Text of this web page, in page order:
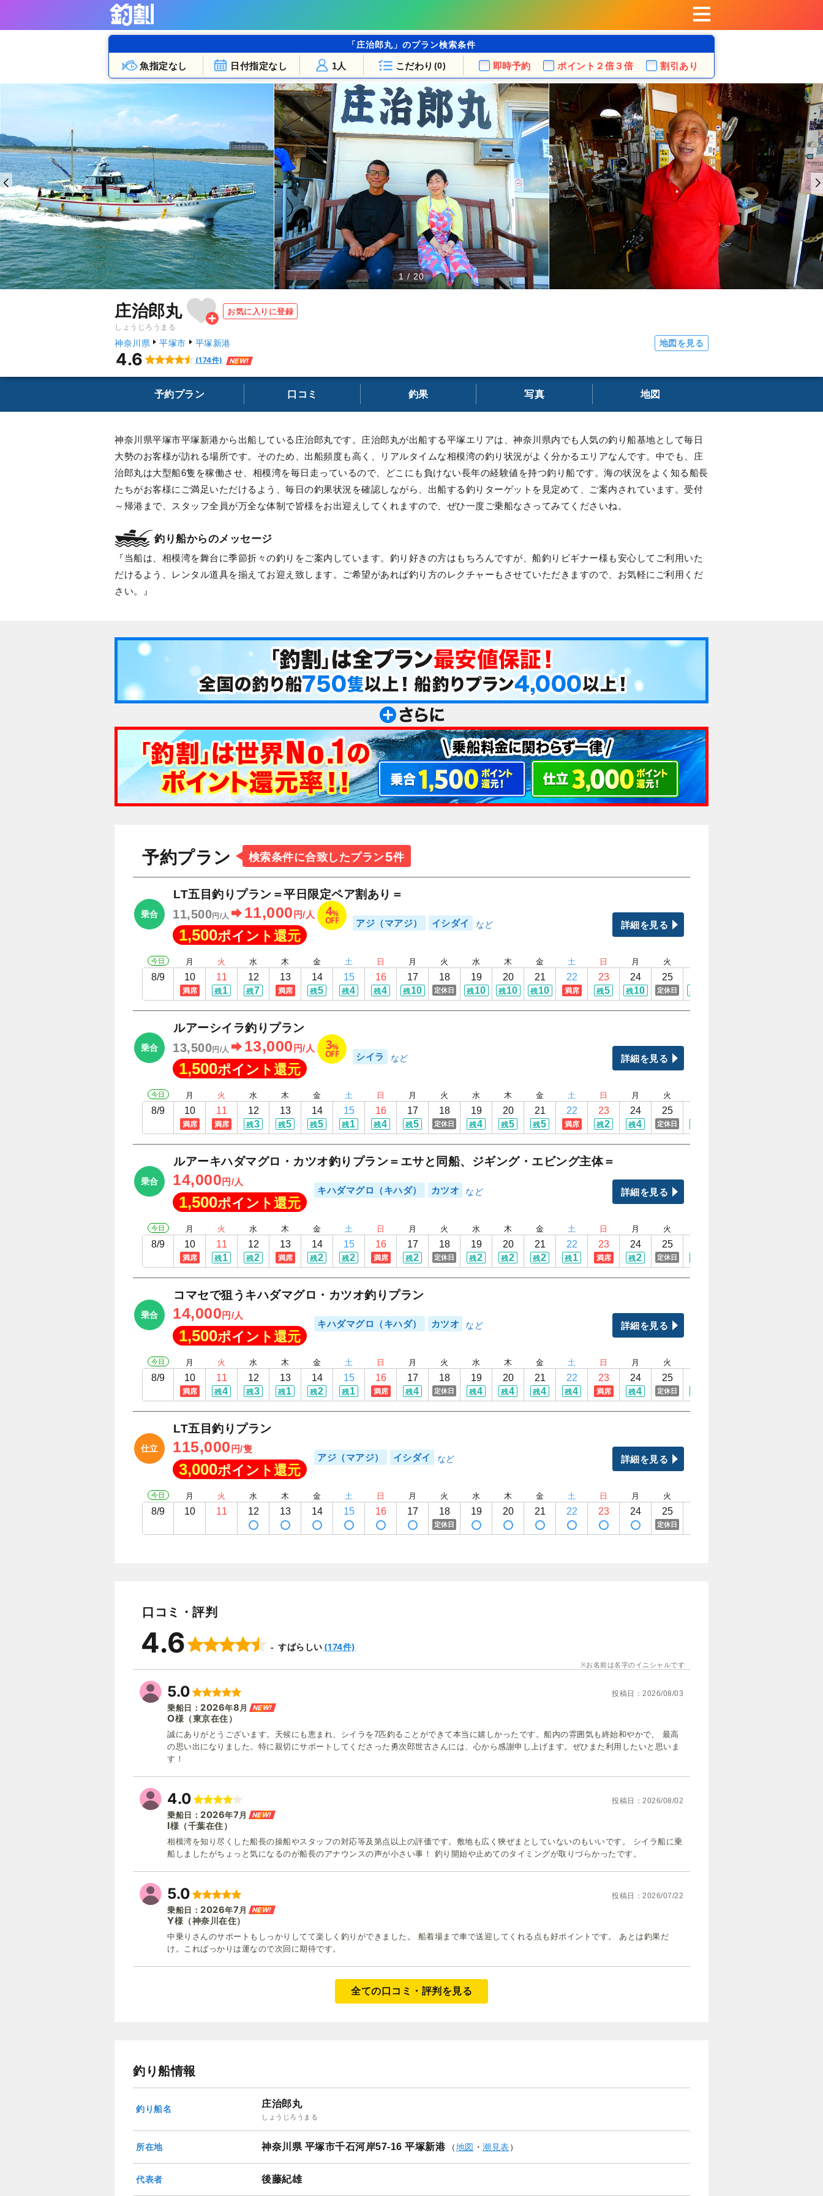
「庄治郎丸」のプラン検索条件
魚指定なし 日付指定なし こだわり (0)
1人 即時予約 ポイント ２倍３倍 割引あり
1/ 20
庄治郎丸
しょうじろうまる
お気に入りに登録
神奈川県 平塚市 平塚新港 地図を見る
4.6 (174件) NEW!
予約プラン 口コミ 釣果 写真 地図
神奈川県平塚市平塚新港から出船している庄治郎丸です。庄治郎丸が出船する平塚エリアは、神奈川県内でも人気の釣り船基地として毎日
大勢のお客様が訪れる場所です。そのため、出船頻度も高く、リアルタイムな相模湾の釣り状況がよく分かるエリアなんです。中でも、庄
治郎丸は大型船6隻を稼働させ、相模湾を毎日走っているので、どこにも負けない長年の経験値を持つ釣り船です。海の状況をよく知る船長
たちがお客様にご満足いただけるよう、毎日の釣果状況を確認しながら、出船する釣りターゲットを見定めて、ご案内されています。受付
～帰港まで、スタッフ全員が万全な体制で皆様をお出迎えしてくれますので、ぜひ一度ご乗船なさってみてくださいね。
釣り船からのメッセージ
当船は、相模湾を舞台に季節折々の釣りをご案内しています。釣り好きの方はもちろんですが、船釣りビギナー様も安心してご利用いた
だけるよう、レンタル道具を揃えてお迎え致します。ご希望があれば釣り方のレクチャーもさせていただきますので、お気軽にご利用くだ
さい。
予約プラン 検索条件に合致したプラン5件
乗合
LT五目釣りプラン＝平日限定ペア割あり＝
11,500円/人 11,000 円/人 4%
OFF
1,500ポイント還元
アジ（マアジ） イシダイ 詳細を見る
今日
8/9
月
10
満席
火
11
残1
水
12
残7
木
13
満席
金
14
残5
土
15
残4
日
16
残4
月
17
残10
火
18
定休日
水
19
残10
木
20
残10
金
21
残10
土
22
満席
日
23
残5
月
24
残10
火
25
定休日 残
乗合
ルアーシイラ釣りプラン
13,500円/人 13,000 円/人 3%
OFF
1,500ポイント還元
シイラ 詳細を見る
今日
8/9
月
10
満席
火
11
満席
水
12
残3
木
13
残5
金
14
残5
土
15
残1
日
16
残4
月
17
残5
火
18
定休日
水
19
残4
木
20
残5
金
21
残5
土
22
満席
日
23
残2
月
24
残4
火
25
定休日
乗合
ルアーキハダマグロ・カツオ釣りプラン＝エサと同船、ジギング・エビング主体＝
14,000 円/人
1,500ポイント還元
キハダマグロ（キハダ） カツオ 詳細を見る
今日
8/9
月
10
満席
火
11
残1
水
12
残2
木
13
満席
金
14
残2
土
15
残2
日
16
満席
月
17
残2
火
18
定休日
水
19
残2
木
20
残2
金
21
残2
土
22
残1
日
23
満席
月
24
残2
火
25
定休日
乗合
コマセで狙うキハダマグロ・カツオ釣りプラン
14,000 円/人
1,500ポイント還元
キハダマグロ（キハダ） カツオ 詳細を見る
今日
8/9
月
10
満席
火
11
残4
水
12
残3
木
13
残1
金
14
残2
土
15
残1
日
16
満席
月
17
残4
火
18
定休日
水
19
残4
木
20
残4
金
21
残4
土
22
残4
日
23
満席
月
24
残4
火
25
定休日
仕立
LT五目釣りプラン
115,000 円/隻
3,000ポイント還元
アジ（マアジ） イシダイ 詳細を見る
今日
8/9
月
10
火
11
水
12
木
13
金
14
土
15
日
16
月
17
火
18
定休日
水
19
木
20
金
21
土
22
日
23
月
24
火
25
定休日
口コミ・評判
4.6 すばらしい (174件)
お名前は名字のイニシャルです
5.0 投稿日 2026/08/03
乗船日： 2026年8 月 NEW!
O様 （東京在住）
誠にありがとうございます。天候にも恵まれ、シイラを7匹釣ることができて本当に嬉しかったです。船内の雰囲気も終始和やかで, 最高
の思い出になりました。特に親切にサポートしてくださった勇次郎世古さんには、心から感謝申し上げます。ぜひまた利用したいと思いま
す！
4.0 投稿日 2026/08/02
乗船日： 2026年7 月 NEW!
I様 （千葉在住）
相模湾を知り尽くした船長の操船やスタッフの対応等及第点以上の評価です。敷地も広く狹ぜまとしていないのもいいです。 シイラ船に乗
船しましたがちょっと気になるのが船長のアナウンスの声が小さい事！ 釣り開始や止めてのタイミングが取りづらかったです。
5.0 投稿日 2026/07/22
乗船日： 2026年7 月 NEW!
Y様 （神奈川在住）
中乗りさんのサポートもしっかりしてて楽しく釣りができました。 船着場まで車で送迎してくれる点も好ポイントです。 あとは釣果だ
け。こればっかりは運なので次回に期待です。
全ての口コミ・評判を見る
釣り船情報
釣り船名
庄治郎丸
しょうじろうまる
所在地 神奈川県 平塚市千石河岸57-16 平塚新港 （地図 ・ 潮見表 ）
代表者 後藤紀雄
1/20